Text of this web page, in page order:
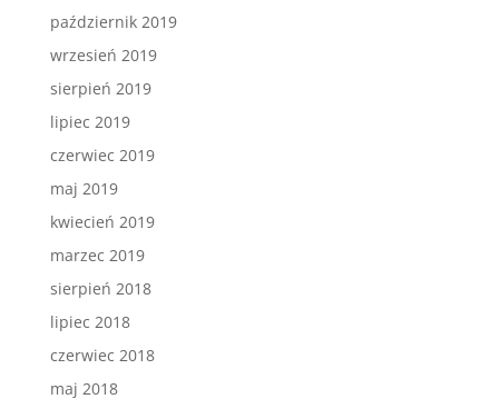
październik 2019
wrzesień 2019
sierpień 2019
lipiec 2019
czerwiec 2019
maj 2019
kwiecień 2019
marzec 2019
sierpień 2018
lipiec 2018
czerwiec 2018
maj 2018